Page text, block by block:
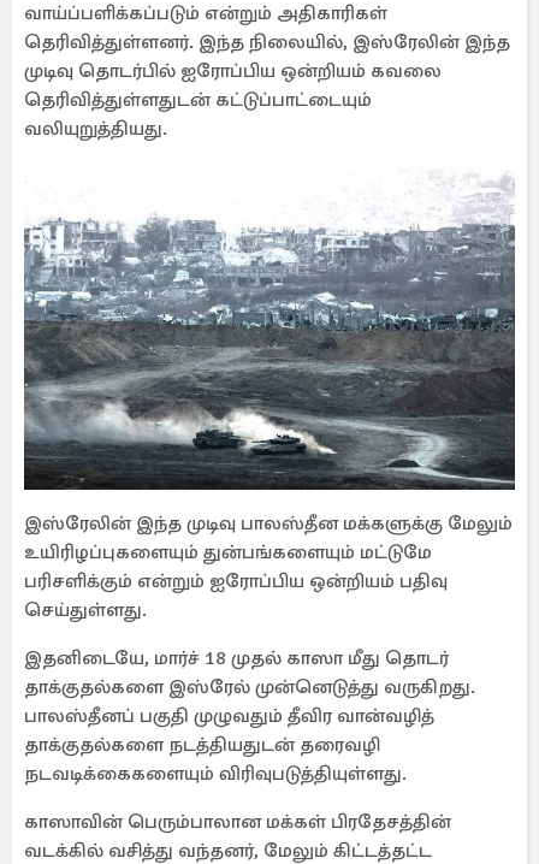
வாய்ப்பளிக்கப்படும் என்றும் அதிகாரிகள்
தெரிவித்துள்ளனர். இந்த நிலையில், இஸ்ரேலின் இந்த
முடிவு தொடர்பில் ஐரோப்பிய ஒன்றியம் கவலை
தெரிவித்துள்ளதுடன் கட்டுப்பாட்டையும்
வலியுறுத்தியது.
இஸ்ரேலின் இந்த முடிவு பாலஸ்தீன மக்களுக்கு மேலும்
உயிரிழப்புகளையும் துன்பங்களையும் மட்டுமே
பரிசளிக்கும் என்றும் ஐரோப்பிய ஒன்றியம் பதிவு
செய்துள்ளது.
இதனிடையே, மார்ச் 18 முதல் காஸா மீது தொடர்
தாக்குதல்களை இஸ்ரேல் முன்னெடுத்து வருகிறது.
பாலஸ்தீனப் பகுதி முழுவதும் தீவிர வான்வழித்
தாக்குதல்களை நடத்தியதுடன் தரைவழி
நடவடிக்கைகளையும் விரிவுபடுத்தியுள்ளது.
காஸாவின் பெரும்பாலான மக்கள் பிரதேசத்தின்
வடக்கில் வசித்து வந்தனர், மேலும் கிட்டத்தட்ட